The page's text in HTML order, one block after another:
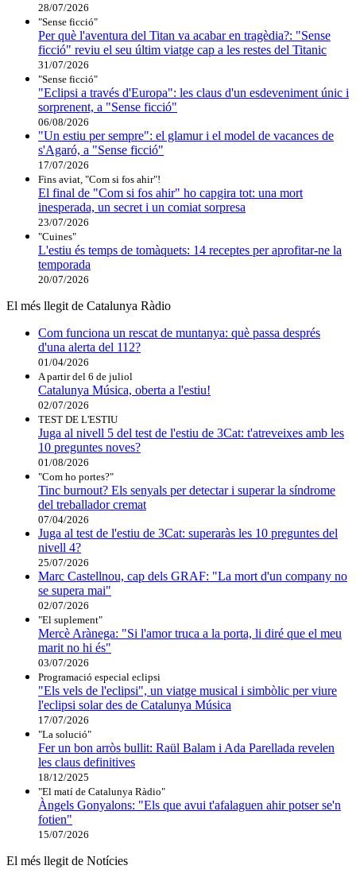
28/07/2026
"Sense ficció"
Per què l'aventura del Titan va acabar en tragèdia?: "Sense
ficció" reviu el seu últim viatge cap a les restes del Titanic
31/07/2026
"Sense ficció"
"Eclipsi a través d'Europa": les claus d'un esdeveniment únic i
sorprenent, a "Sense ficció"
06/08/2026
"Un estiu per sempre": el glamur i el model de vacances de
s'Agaró, a "Sense ficció"
17/07/2026
Fins aviat, "Com si fos ahir"!
El final de "Com si fos ahir" ho capgira tot: una mort
inesperada, un secret i un comiat sorpresa
23/07/2026
"Cuines"
L'estiu és temps de tomàquets: 14 receptes per aprofitar-ne la
temporada
20/07/2026
El més llegit de Catalunya Ràdio
Com funciona un rescat de muntanya: què passa després
d'una alerta del 112?
01/04/2026
A partir del 6 de juliol
Catalunya Música, oberta a l'estiu!
02/07/2026
TEST DE L'ESTIU
Juga al nivell 5 del test de l'estiu de 3Cat: t'atreveixes amb les
10 preguntes noves?
01/08/2026
"Com ho portes?"
Tinc burnout? Els senyals per detectar i superar la síndrome
del treballador cremat
07/04/2026
Juga al test de l'estiu de 3Cat: superaràs les 10 preguntes del
nivell 4?
25/07/2026
Marc Castellnou, cap dels GRAF: "La mort d'un company no
se supera mai"
02/07/2026
"El suplement"
Mercè Arànega: "Si l'amor truca a la porta, li diré que el meu
marit no hi és"
03/07/2026
Programació especial eclipsi
"Els vels de l'eclipsi", un viatge musical i simbòlic per viure
l'eclipsi solar des de Catalunya Música
17/07/2026
"La solució"
Fer un bon arròs bullit: Raül Balam i Ada Parellada revelen
les claus definitives
18/12/2025
"El matí de Catalunya Ràdio"
Àngels Gonyalons: "Els que avui t'afalaguen ahir potser se'n
fotien"
15/07/2026
El més llegit de Notícies